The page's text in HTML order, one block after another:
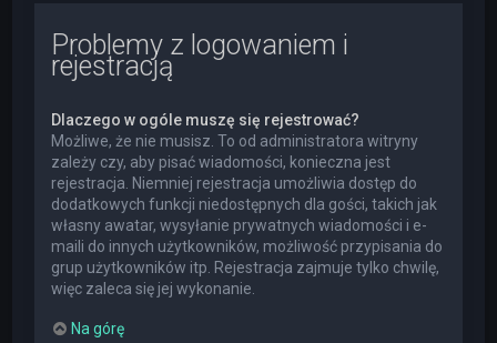
Problemy z logowaniem i
rejestracją
Dlaczego w ogóle muszę się rejestrować?
Możliwe, że nie musisz. To od administratora witryny
zależy czy, aby pisać wiadomości, konieczna jest
rejestracja. Niemniej rejestracja umożliwia dostęp do
dodatkowych funkcji niedostępnych dla gości, takich jak
własny awatar, wysyłanie prywatnych wiadomości i e-
maili do innych użytkowników, możliwość przypisania do
grup użytkowników itp. Rejestracja zajmuje tylko chwilę,
więc zaleca się jej wykonanie.
Na górę